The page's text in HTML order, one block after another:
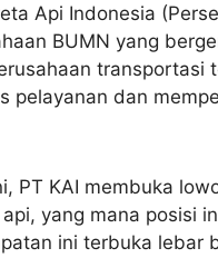
Api Indonesia
BUMN yang
transportasi
pelayanan dan
PT KAI membuka
yang mana posisi
ini terbuka lebar